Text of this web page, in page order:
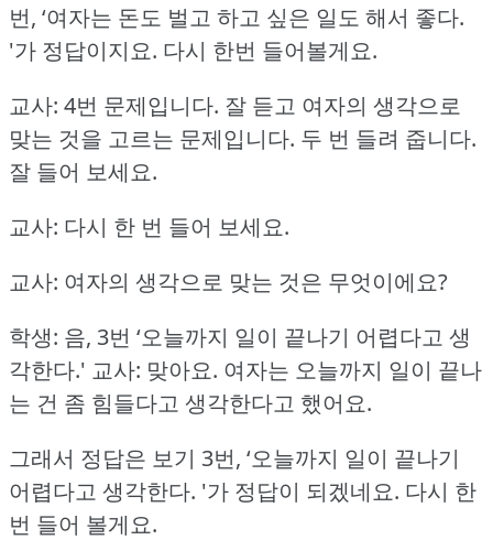
번, ‘여자는 돈도 벌고 하고 싶은 일도 해서 좋다.
'가 정답이지요. 다시 한번 들어볼게요.
교사: 4번 문제입니다. 잘 듣고 여자의 생각으로
맞는 것을 고르는 문제입니다. 두 번 들려 줍니다.
잘 들어 보세요.
교사: 다시 한 번 들어 보세요.
교사: 여자의 생각으로 맞는 것은 무엇이에요?
학생: 음, 3번 ‘오늘까지 일이 끝나기 어렵다고 생
각한다.' 교사: 맞아요. 여자는 오늘까지 일이 끝나
는 건 좀 힘들다고 생각한다고 했어요.
그래서 정답은 보기 3번, ‘오늘까지 일이 끝나기
어렵다고 생각한다. '가 정답이 되겠네요. 다시 한
번 들어 볼게요.